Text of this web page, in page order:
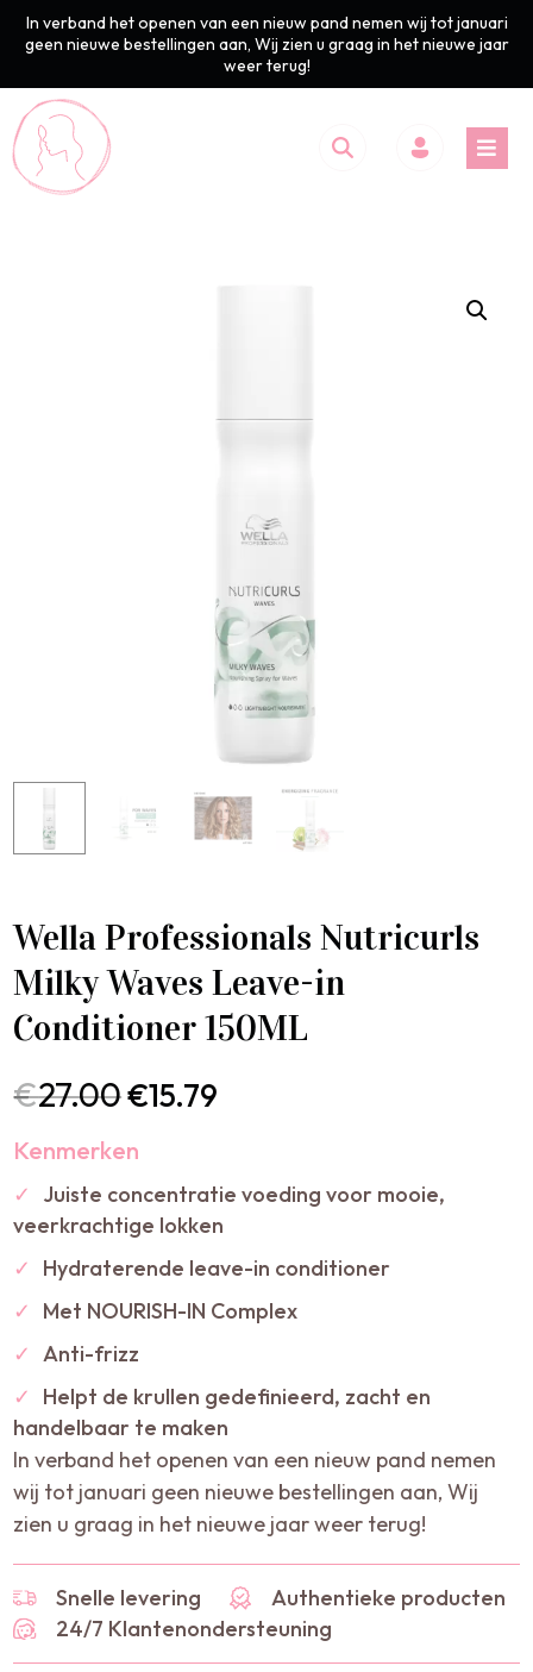
In verband het openen van een nieuw pand nemen wij tot januari
geen nieuwe bestellingen aan, Wij zien u graag in het nieuwe jaar
weer terug!
Wella Professionals Nutricurls
Milky Waves Leave-in
Conditioner 150ML
€27.00€15.79
Kenmerken
✓
Juiste concentratie voeding voor mooie,
veerkrachtige lokken
✓
Hydraterende leave-in conditioner
✓
Met NOURISH-IN Complex
✓
Anti-frizz
✓
Helpt de krullen gedefinieerd, zacht en
handelbaar te maken
In verband het openen van een nieuw pand nemen
wij tot januari geen nieuwe bestellingen aan, Wij
zien u graag in het nieuwe jaar weer terug!
Snelle levering
Authentieke producten
24/7 Klantenondersteuning